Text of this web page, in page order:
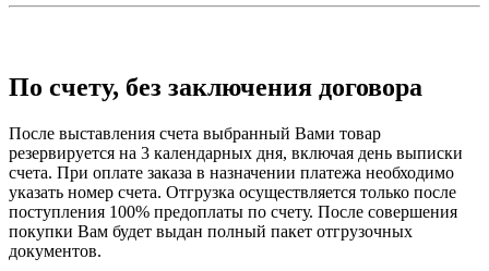
По счету, без заключения договора
После выставления счета выбранный Вами товар
резервируется на 3 календарных дня, включая день выписки
счета. При оплате заказа в назначении платежа необходимо
указать номер счета. Отгрузка осуществляется только после
поступления 100% предоплаты по счету. После совершения
покупки Вам будет выдан полный пакет отгрузочных
документов.